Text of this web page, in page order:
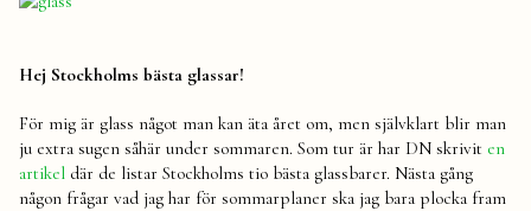
Hej Stockholms bästa glassar!
För mig är glass något man kan äta året om, men självklart blir man
ju extra sugen såhär under sommaren. Som tur är har DN skrivit en
artikel där de listar Stockholms tio bästa glassbarer. Nästa gång
någon frågar vad jag har för sommarplaner ska jag bara plocka fram